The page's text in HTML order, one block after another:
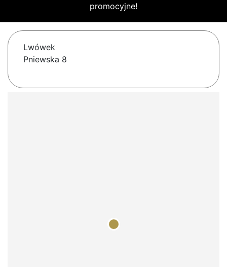
promocyjne!
Lwówek
Pniewska 8